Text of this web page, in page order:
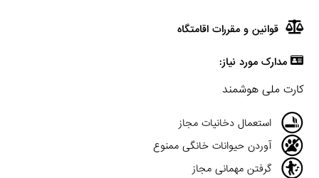
قوانین و مقررات اقامتگاه
مدارک مورد نیاز:
کارت ملی هوشمند
استعمال دخانیات مجاز
آوردن حیوانات خانگی ممنوع
گرفتن مهمانی مجاز